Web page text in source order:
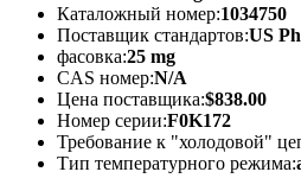
Каталожный номер:1034750
Поставщик стандартов:US
фасовка:25 mg
CAS номер:N/A
Цена поставщика:$838.00
Номер серии:F0K172
Требование к "холодовой"
Тип температурного режима: